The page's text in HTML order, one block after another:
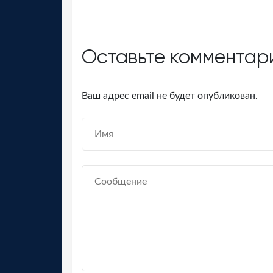
Оставьте
Ваш адрес email не будет опубликован.